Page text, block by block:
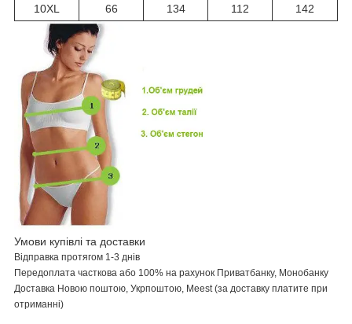
10XL
66 134 112 142
Умови купівлі та доставки
Відправка протягом 1-3 днів
Передоплата часткова або 100% на рахунок Приватбанку, Монобанку
Доставка Новою поштою, Укрпоштою, Meest(за доставку платите при
отриманні)